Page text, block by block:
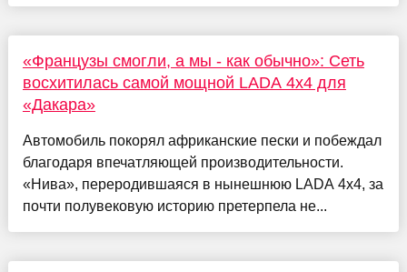
«Французы смогли, а мы - как обычно»: Сеть
восхитилась самой мощной LADA 4x4 для
«Дакара»
Автомобиль покорял африканские пески и побеждал
благодаря впечатляющей производительности.
«Нива», переродившаяся в нынешнюю LADA 4x4, за
почти полувековую историю претерпела не...